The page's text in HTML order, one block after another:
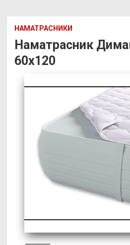
НАМАТРАСНИКИ
Наматрасник
60х120